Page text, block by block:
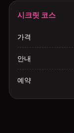
시크릿 코스
가격
안내
예약